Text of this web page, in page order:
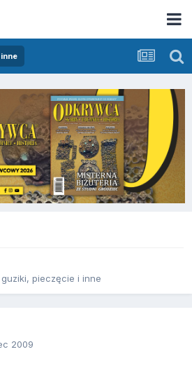
pieczęcie i inne
2009